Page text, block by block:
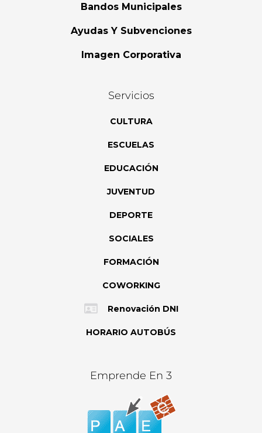
Bandos Municipales
Ayudas Y Subvenciones
Imagen Corporativa
Servicios
CULTURA
ESCUELAS
EDUCACIÓN
JUVENTUD
DEPORTE
SOCIALES
FORMACIÓN
COWORKING
Renovación DNI
HORARIO AUTOBÚS
Emprende En 3